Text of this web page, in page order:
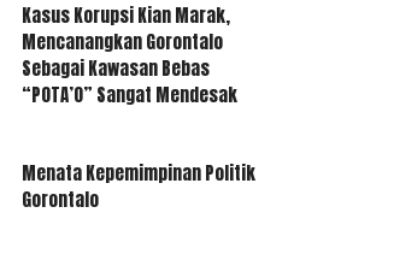
Kasus Korupsi Kian Marak,
Mencanangkan Gorontalo
Sebagai Kawasan Bebas
“POTA’O” Sangat Mendesak
Menata Kepemimpinan Politik
Gorontalo